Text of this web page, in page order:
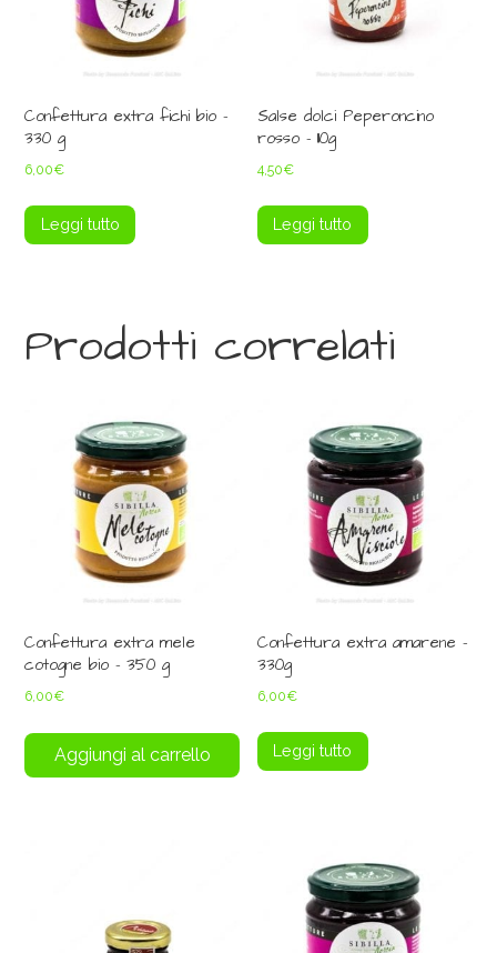
Confettura extra fichi bio –
330 g
6,00€
Leggi tutto
Salse dolci Peperoncino
rosso – 110g
4,50€
Leggi tutto
Prodotti correlati
Confettura extra mele
cotogne bio – 350 g
6,00€
Aggiungi al carrello
Confettura extra amarene –
330g
6,00€
Leggi tutto